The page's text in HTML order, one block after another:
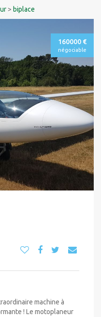
> biplace
160000 €
négociable
machine à
! Le motoplaneur